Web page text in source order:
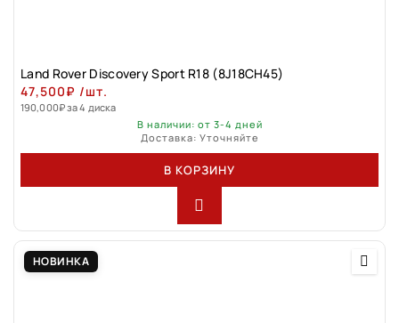
Land Rover Discovery Sport R18 (8J18CH45)
47,500₽ /шт.
190,000₽за 4 диска
В наличии: от 3-4 дней
Доставка: Уточняйте
В КОРЗИНУ
НОВИНКА